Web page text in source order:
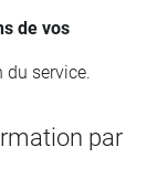
de vos
du service.
par